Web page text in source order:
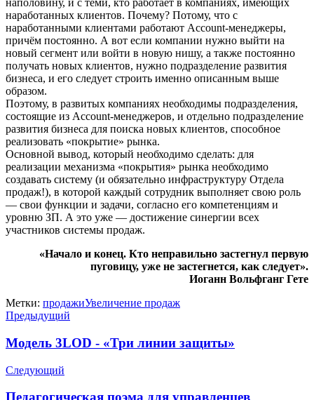
наполовину, и с теми, кто работает в компаниях, имеющих
наработанных клиентов. Почему? Потому, что с
наработанными клиентами работают Account-менеджеры,
причём постоянно. А вот если компании нужно выйти на
новый сегмент или войти в новую нишу, а также постоянно
получать новых клиентов, нужно подразделение развития
бизнеса, и его следует строить именно описанным выше
образом.
Поэтому, в развитых компаниях необходимы подразделения,
состоящие из Account-менеджеров, и отдельно подразделение
развития бизнеса для поиска новых клиентов, способное
реализовать «покрытие» рынка.
Основной вывод, который необходимо сделать: для
реализации механизма «покрытия» рынка необходимо
создавать систему (и обязательно инфраструктуру Отдела
продаж!), в которой каждый сотрудник выполняет свою роль
— свои функции и задачи, согласно его компетенциям и
уровню ЗП. А это уже — достижение синергии всех
участников системы продаж.
«Начало и конец. Кто неправильно застегнул первую
пуговицу, уже не застегнется, как следует».
Иоганн Вольфганг Гете
Метки: продажиУвеличение продаж
Предыдущий
Модель 3LOD - «Три линии защиты»
Следующий
Педагогическая поэма для управленцев